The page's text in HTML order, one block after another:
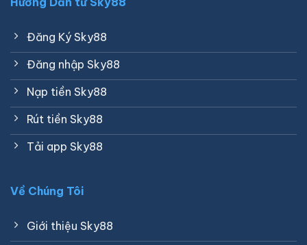
Đăng Ký Sky88
Đăng nhập Sky88
Nạp tiền Sky88
Rút tiền Sky88
Tải app Sky88
Về Chúng Tôi
Giới thiệu Sky88